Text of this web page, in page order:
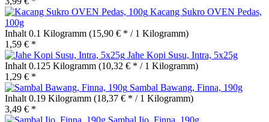
Kacang Sukro OVEN Pedas,
100g
Inhalt 0.1 Kilogramm (15,90 € * / 1 Kilogramm)
1,59 € *
Jahe Kopi Susu, Intra, 5x25g
Inhalt 0.125 Kilogramm (10,32 € * / 1 Kilogramm)
1,29 € *
Sambal Bawang, Finna, 190g
Inhalt 0.19 Kilogramm (18,37 € * / 1 Kilogramm)
3,49 € *
Sambal Ijo, Finna, 190g